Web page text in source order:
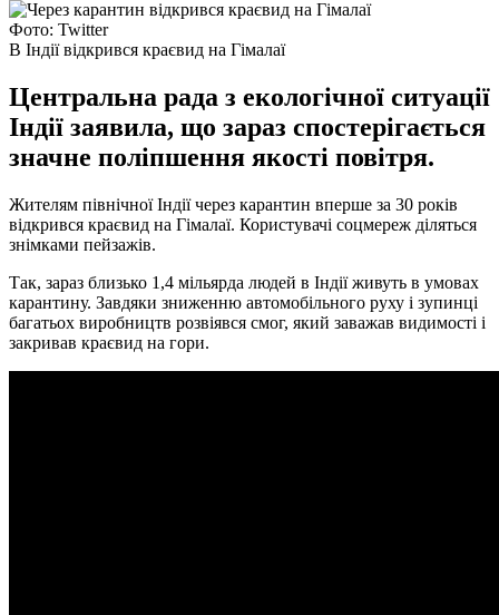
Фото: Twitter
В Індії відкрився краєвид на Гімалаї
Центральна рада з екологічної ситуації
Індії заявила, що зараз спостерігається
значне поліпшення якості повітря.
Жителям північної Індії через карантин вперше за 30 років
відкрився краєвид на Гімалаї. Користувачі соцмереж діляться
знімками пейзажів.
Так, зараз близько 1,4 мільярда людей в Індії живуть в умовах
карантину. Завдяки зниженню автомобільного руху і зупинці
багатьох виробництв розвіявся смог, який заважав видимості і
закривав краєвид на гори.